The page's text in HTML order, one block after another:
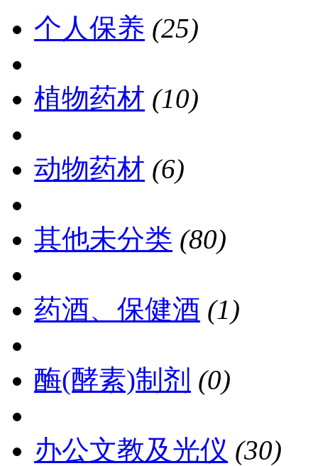
个人保养 (25)
植物药材 (10)
动物药材 (6)
其他未分类 (80)
药酒、保健酒 (1)
酶(酵素)制剂 (0)
办公文教及光仪 (30)